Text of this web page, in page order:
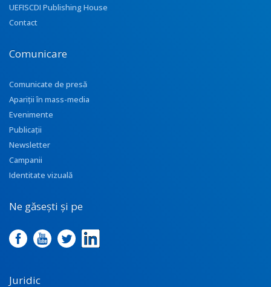
UEFISCDI Publishing House
Contact
Comunicare
Comunicate de presă
Apariţii în mass-media
Evenimente
Publicații
Newsletter
Campanii
Identitate vizuală
Ne găsești și pe
Juridic